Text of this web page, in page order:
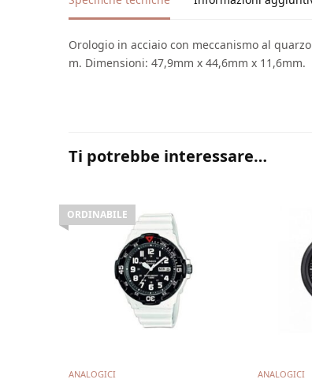
Orologio in acciaio con meccanismo al
m. Dimensioni: 47,9mm x 44,6mm x 11,6mm.
Ti potrebbe interessare…
ORDINABILE
ANALOGICI ANALOGICI